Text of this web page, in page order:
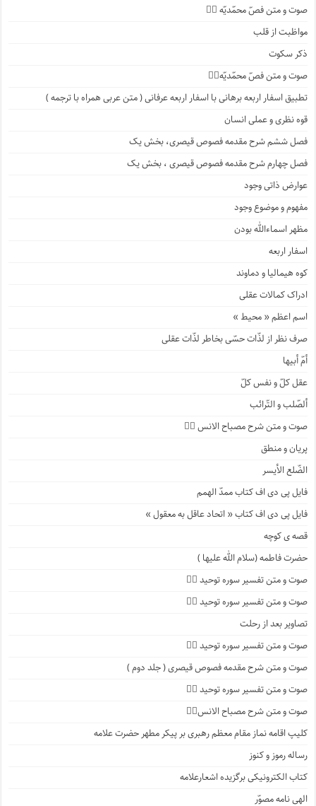
صوت و متن فصّ محمّدیّه ۲️⃣
مواظبت از قلب
ذکر سکوت
صوت و متن فصّ محمّدیّه۱️⃣
تطبیق اسفار اربعه برهانی با اسفار اربعه عرفانی ( متن عربی همراه با ترجمه )
قوه نظری و عملی انسان
فصل ششم شرح مقدمه فصوص قیصری، بخش یک
فصل چهارم شرح مقدمه فصوص قیصری ، بخش یک
عوارض ذاتی وجود
مفهوم و موضوع وجود
مظهر اسماءالله بودن
اسفار اربعه
کوه هیمالیا و دماوند
ادراک کمالات عقلی
اسم اعظم « محیط »
صرف نظر از لذّات حسّی بخاطر لذّات عقلی
أمّ أبیها
عقل کلّ و نفس کلّ
ألصّلب و التّرائب
صوت و متن شرح مصباح الانس ۹️⃣
پریان و منطق
الضّلع الأیسر
فایل پی دی اف کتاب ممدّ الهمم
فایل پی دی اف کتاب « اتحاد عاقل به معقول »
قصه ی کوچه
حضرت فاطمه (سلام الله علیها )
صوت و متن تفسیر سوره توحید ۴️⃣
صوت و متن تفسیر سوره توحید ۳️⃣
تصاویر بعد از رحلت
صوت و متن تفسیر سوره توحید ۲️⃣
صوت و متن شرح مقدمه فصوص قیصری ( جلد دوم )
صوت و متن تفسیر سوره توحید ۱️⃣
صوت و متن شرح مصباح الانس۸⃣
کلیپ اقامه نماز مقام معظم رهبری بر پیکر مطهر حضرت علامه
رساله رموز و کنوز
کتاب الکترونیکی برگزیده اشعارعلامه
الهی نامه مصوّر